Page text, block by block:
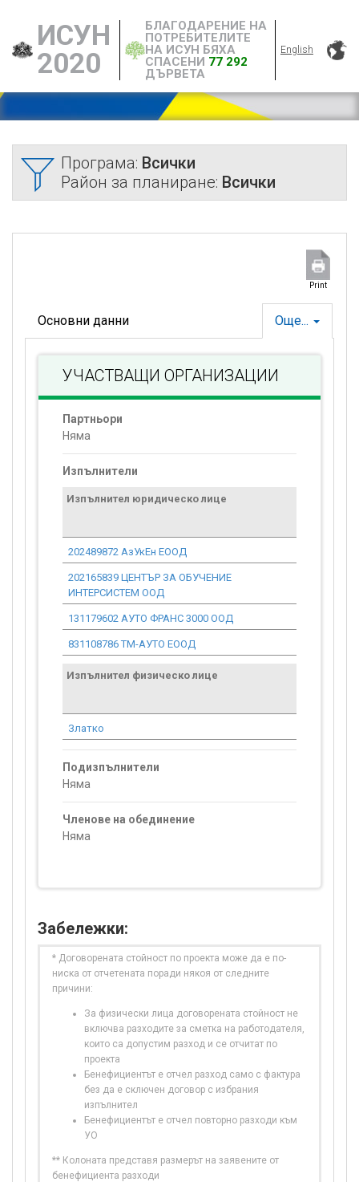
ИСУН
2020
БЛАГОДАРЕНИЕ НА
ПОТРЕБИТЕЛИТЕ
НА ИСУН БЯХА
СПАСЕНИ 77 292
ДЪРВЕТА
English
Програма: Всички
Район за планиране: Всички
Print
Още...
Основни данни
УЧАСТВАЩИ ОРГАНИЗАЦИИ
Партньори
Няма
Изпълнители
Изпълнител юридическо лице
202489872 АзУкЕн ЕООД
202165839 ЦЕНТЪР ЗА ОБУЧЕНИЕ
ИНТЕРСИСТЕМ ООД
131179602 АУТО ФРАНС 3000 ООД
831108786 ТМ-АУТО ЕООД
Изпълнител физическо лице
Златко
Подизпълнители
Няма
Членове на обединение
Няма
Забележки:
* Договорената стойност по проекта може да е по-
ниска от отчетената поради някоя от следните
причини:
За физически лица договорената стойност не
включва разходите за сметка на работодателя,
които са допустим разход и се отчитат по
проекта
Бенефициентът е отчел разход само с фактура
без да е сключен договор с избрания
изпълнител
Бенефициентът е отчел повторно разходи към
УО
** Колоната представя размерът на заявените от
бенефициента разходи